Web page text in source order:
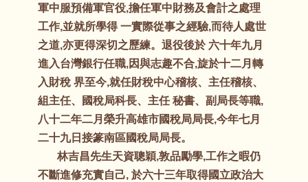
軍中服預備軍官役,擔任軍中財務及會計之處理
工作,並就所學得 一實際從事之經驗,而待人處世
之道,亦更得深切之歷練。退役後於 六十年九月
進入台灣銀行任職,因與志趣不合,旋於十二月轉
入財稅 界至今,就任財稅中心稽核、主任稽核、
組主任、國稅局科長、主任 秘書、副局長等職,
八十二年二月榮升高雄市國稅局局長,今年七月
二十九日接篆南區國稅局局長。
林吉昌先生天資聰穎,敦品勵學,工作之暇仍
不斷進修充實自己, 於六十三年取得國立政治大